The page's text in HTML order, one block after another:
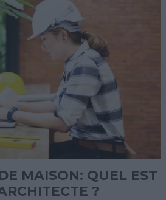
MAISON: QUEL EST
?